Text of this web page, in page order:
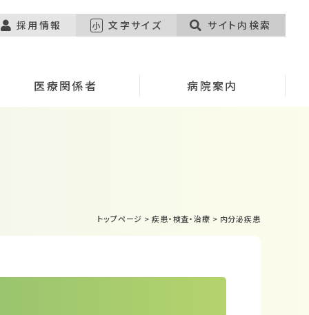
採用情報 小 文字サイズ サイト内検索
医療関係者 病院案内
トップページ > 疾患・検査・治療 > 内分泌疾患